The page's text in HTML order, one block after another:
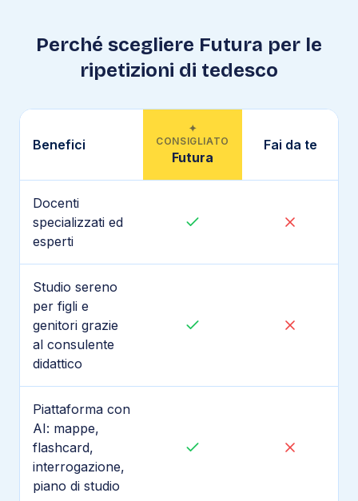
Perché scegliere Futura per le
ripetizioni di tedesco
Benefici
✦
CONSIGLIATO
Futura
Fai da te
Docenti
specializzati ed
esperti
Studio sereno
per figli e
genitori grazie
al consulente
didattico
Piattaforma con
AI: mappe,
flashcard,
interrogazione,
piano di studio